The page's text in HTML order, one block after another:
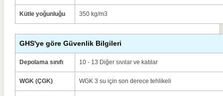
Kütle yoğunluğu 350 kg/m3
GHS'ye göre Güvenlik Bilgileri
Depolama sınıfı 10 - 13 Diğer sıvılar ve katılar
WGK (ÇGK) WGK 3 su için son derece tehlikeli